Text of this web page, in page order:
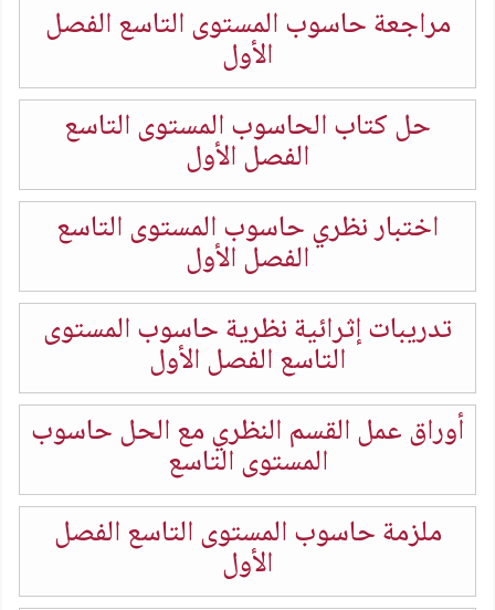
مراجعة حاسوب المستوى التاسع الفصل
الأول
حل كتاب الحاسوب المستوى التاسع
الفصل الأول
اختبار نظري حاسوب المستوى التاسع
الفصل الأول
تدريبات إثرائية نظرية حاسوب المستوى
التاسع الفصل الأول
أوراق عمل القسم النظري مع الحل حاسوب
المستوى التاسع
ملزمة حاسوب المستوى التاسع الفصل
الأول